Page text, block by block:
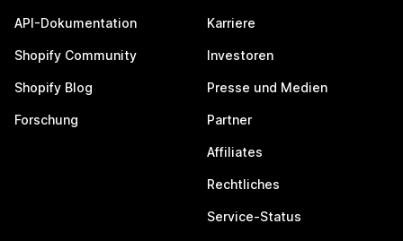
API-Dokumentation
Shopify Community
Shopify Blog
Forschung
Karriere
Investoren
Presse und Medien
Partner
Affiliates
Rechtliches
Service-Status